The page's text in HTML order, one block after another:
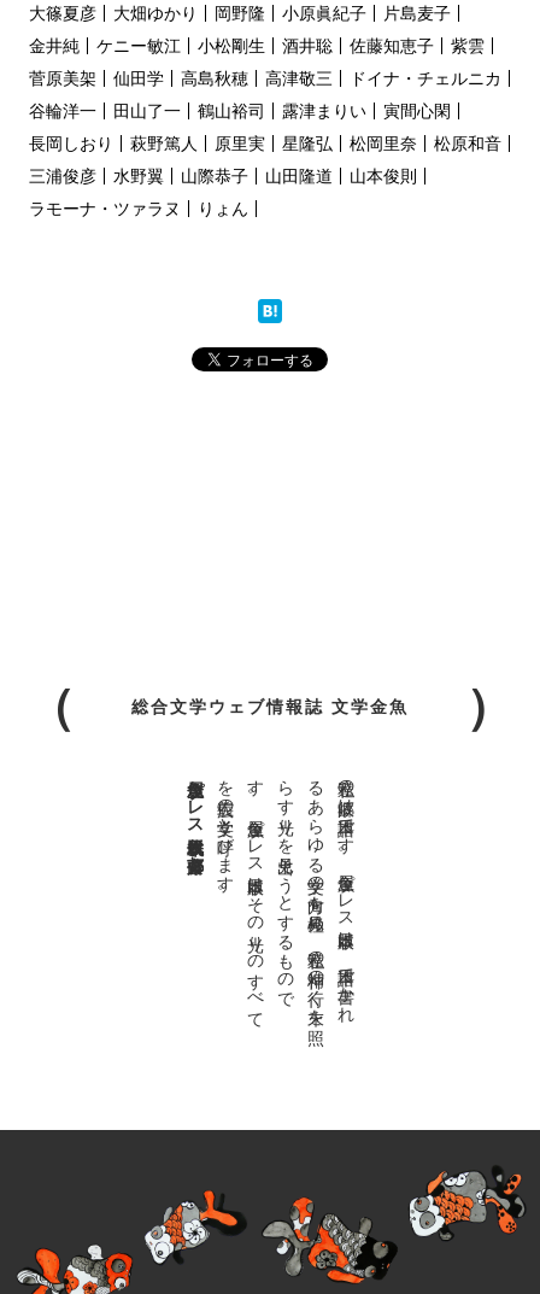
大篠夏彦
大畑ゆかり 岡野隆 小原眞紀子
片島麦子
金井純
ケニー敏江 小松剛生 酒井聡 佐藤知恵子
紫雲
菅原美架
仙田学 高島秋穂 高津敬三
ドイナ・チェルニカ
谷輪洋一
田山了一 鶴山裕司 露津まりい
寅間心閑
長岡しおり
萩野篤人 原里実 星隆弘 松岡里奈
松原和音
三浦俊彦
水野翼 山際恭子 山田隆道
山本俊則
ラモーナ・ツァラヌ
りょん
総合文学ウェブ情報誌 文学金魚
私達の
故郷は
日本語で
す
。
金魚屋プ
レ
ス
日本版は
、
日本語で
書か
れ
る
あ
ら
ゆ
る
文学の
方向を
見極め
、
私達の
精神の
行く
末を
照
ら
す
光り
を
見出そ
う
と
す
る
も
の
で
す
。
金魚屋プ
レ
ス
日本版は
そ
の
光り
の
す
べ
て
を
広義の
文学と
呼び
ま
す
。
金魚屋プレス日本版代表 齋藤都